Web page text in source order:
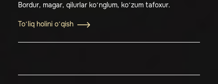
Bordur, magar, qilurlar ko‘nglum, ko‘zum tafoxur.
To‘liq holini o‘qish